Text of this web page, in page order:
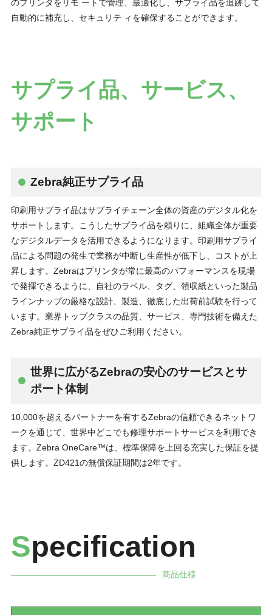
のプリンタをリモ ートで管理、最適化し、サプライ品を追跡して
自動的に補充し、セキュリテ ィを確保することができます。
サプライ品、サービス、
サポート
Zebra純正サプライ品
印刷用サプライ品はサプライチェーン全体の資産のデジタル化を
サポートします。こうしたサプライ品を頼りに、組織全体が重要
なデジタルデータを活用できるようになります。印刷用サプライ
品による問題の発生で業務が中断し生産性が低下し、コストが上
昇します。Zebraはプリンタが常に最高のパフォーマンスを現場
で発揮できるように、自社のラベル、タグ、領収紙といった製品
ラインナップの厳格な設計、製造、徹底した出荷前試験を行って
います。業界トップクラスの品質、サービス、専門技術を備えた
Zebra純正サプライ品をぜひご利用ください。
世界に広がるZebraの安心のサービスとサ
ポート体制
10,000を超えるパートナーを有するZebraの信頼できるネットワ
ークを通じて、世界中どこでも修理サポートサービスを利用でき
ます。Zebra OneCare™は、標準保障を上回る充実した保証を提
供します。ZD421の無償保証期間は2年です。
Specification
商品仕様